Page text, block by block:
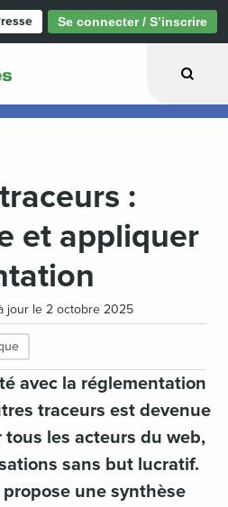
Se connecter / S’inscrire
:
et appliquer
jour le 2 octobre 2025
avec la réglementation
traceurs est devenue
les acteurs du web,
sans but lucratif.
une synthèse